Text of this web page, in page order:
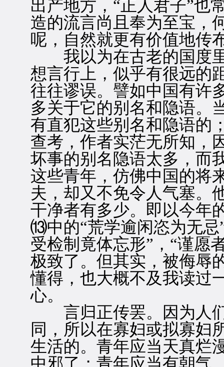
出产地方，“正人君子”也
造的流言尚且奉为至宝，
呢，自然就更有价值地传
我以为在古老的国度里
想言行上，似乎有很远的
往往谬误。譬如中国有许
多关于它的别名和隐语。
有直犯这些别名和隐语的
查考，作者实茫无所知，
坏事的别名隐语太多，而
这些青年，仿佛中国的将
夫，却又不免令人气塞。
干净者有多少。即以今年
⒀中的“荒学逾闲恣为无忌
受检制竟体忘形”，“谨
极致了。但其实，被侮辱
懂得，也大概不及我读过
心。
言归正传罢。因为人们
同，所以在寡妇或拟寡妇
生活的。青年应当天真烂